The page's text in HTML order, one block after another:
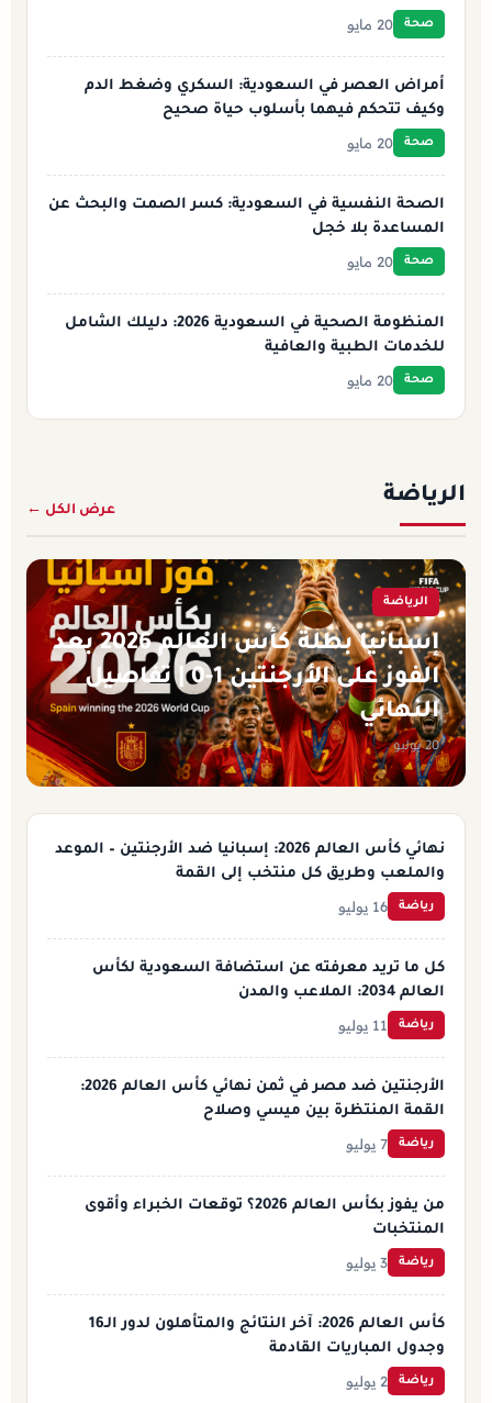
صحة 20 مايو
أمراض العصر في السعودية: السكري وضغط الدم
وكيف تتحكم فيهما بأسلوب حياة صحيح
صحة 20 مايو
الصحة النفسية في السعودية: كسر الصمت والبحث عن
المساعدة بلا خجل
صحة 20 مايو
المنظومة الصحية في السعودية 2026: دليلك الشامل
للخدمات الطبية والعافية
صحة 20 مايو
الرياضة
عرض الكل ←
الرياضة
إسبانيا بطلة كأس العالم 2026 بعد
الفوز على الأرجنتين 1-0 | تفاصيل
النهائي
20 يوليو
نهائي كأس العالم 2026: إسبانيا ضد الأرجنتين – الموعد
والملعب وطريق كل منتخب إلى القمة
رياضة 16 يوليو
كل ما تريد معرفته عن استضافة السعودية لكأس
العالم 2034: الملاعب والمدن
رياضة 11 يوليو
الأرجنتين ضد مصر في ثمن نهائي كأس العالم 2026:
القمة المنتظرة بين ميسي وصلاح
رياضة 7 يوليو
من يفوز بكأس العالم 2026؟ توقعات الخبراء وأقوى
المنتخبات
رياضة 3 يوليو
كأس العالم 2026: آخر النتائج والمتأهلون لدور الـ16
وجدول المباريات القادمة
رياضة 2 يوليو